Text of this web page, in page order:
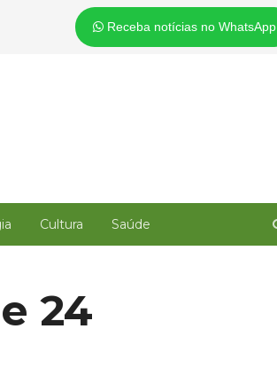
Receba notícias no WhatsApp
Cultura Saúde
24